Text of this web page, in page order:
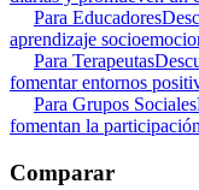
Para Educadores
aprendizaje
Para Terapeutas
fomentar entornos
Para Grupos Sociales
fomentan la
Comparar